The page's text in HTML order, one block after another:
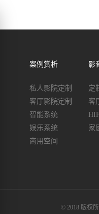
案例赏析
私人影院定制
客厅影院定制
智能系统
娱乐系统
商用空间
影
定
客
家
© 2018 版权